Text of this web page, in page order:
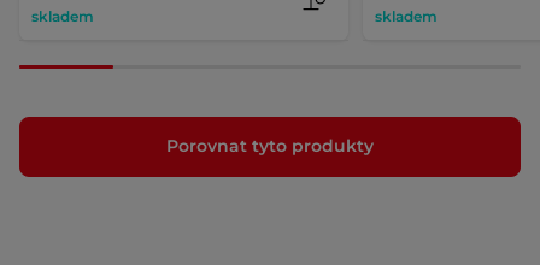
skladem skladem
Porovnat tyto produkty